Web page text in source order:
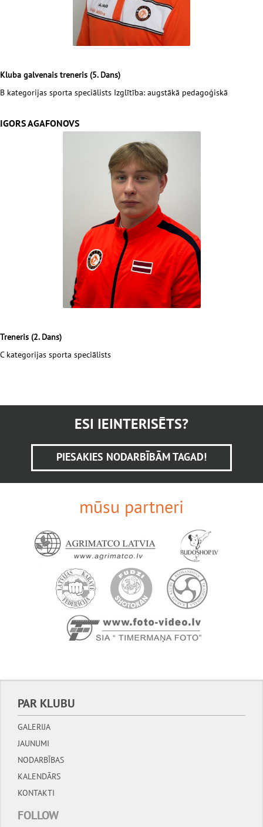
Kluba galvenais treneris (5. Dans)
B kategorijas sporta speciālists Izglītība: augstākā pedagoģiskā
IGORS AGAFONOVS
Treneris (2. Dans)
C kategorijas sporta speciālists
ESI IEINTERISĒTS?
PIESAKIES NODARBĪBĀM TAGAD!
mūsu partneri
PAR KLUBU
GALERIJA
JAUNUMI
NODARBĪBAS
KALENDĀRS
KONTAKTI
FOLLOW